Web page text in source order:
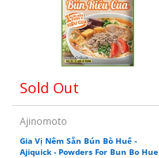
Sold Out
Ajinomoto
Gia Vị Nêm Sẵn Bún Bò Huế -
Ajiquick - Powders For Bun Bo Hue